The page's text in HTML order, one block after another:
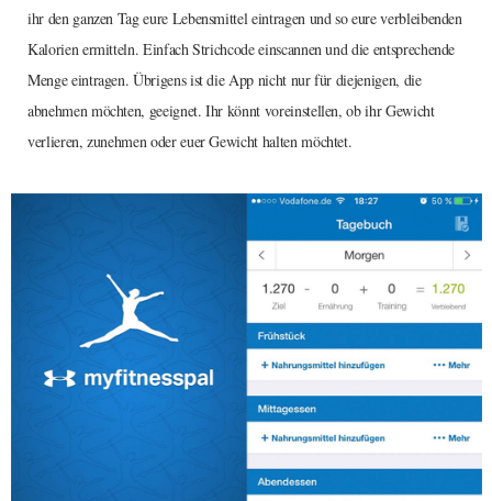
ihr den ganzen Tag eure Lebensmittel eintragen und so eure verbleibenden
Kalorien ermitteln. Einfach Strichcode einscannen und die entsprechende
Menge eintragen. Übrigens ist die App nicht nur für diejenigen, die
abnehmen möchten, geeignet. Ihr könnt voreinstellen, ob ihr Gewicht
verlieren, zunehmen oder euer Gewicht halten möchtet.